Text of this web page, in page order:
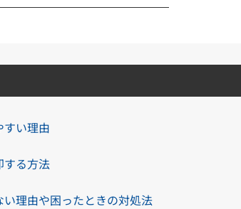
い理由
る方法
理由や困ったときの対処法